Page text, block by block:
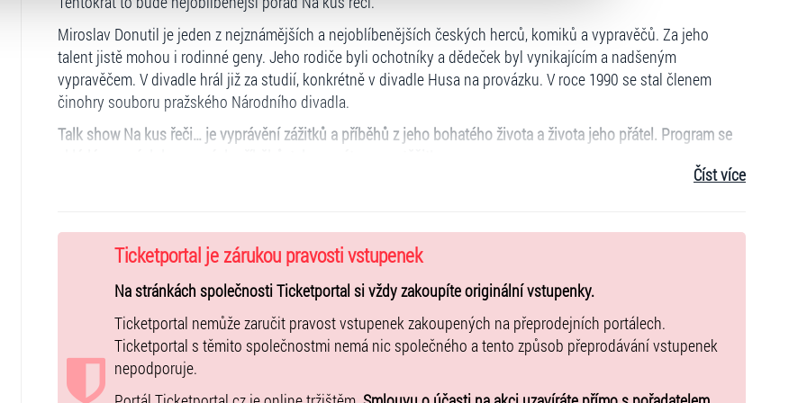
Miroslav Donutil je jeden z nejznámějších a nejoblíbenějších českých herců, komiků a vypravěčů. Za jeho
talent jistě mohou i rodinné geny. Jeho rodiče byli ochotníky a dědeček byl vynikajícím a nadšeným
vypravěčem. V divadle hrál již za studií, konkrétně v divadle Husa na provázku. V roce 1990 se stal členem
činohry souboru pražského Národního divadla.
Talk show Na kus řeči… je vyprávění zážitků a příběhů z jeho bohatého života a života jeho přátel. Program se
Vstupenky můžete zakoupit online přímo na ticketportal.cz - eTickets/mobileTickets, k dispozici jsou i prodejní
Další info:
slevy NE / bezbariérový přístup NEUVEDENO
Číst více
Ticketportal je zárukou pravosti vstupenek
Na stránkách společnosti Ticketportal si vždy zakoupíte originální vstupenky.
Ticketportal nemůže zaručit pravost vstupenek zakoupených na přeprodejních portálech.
Ticketportal s těmito společnostmi nemá nic společného a tento způsob přeprodávání vstupenek
nepodporuje.